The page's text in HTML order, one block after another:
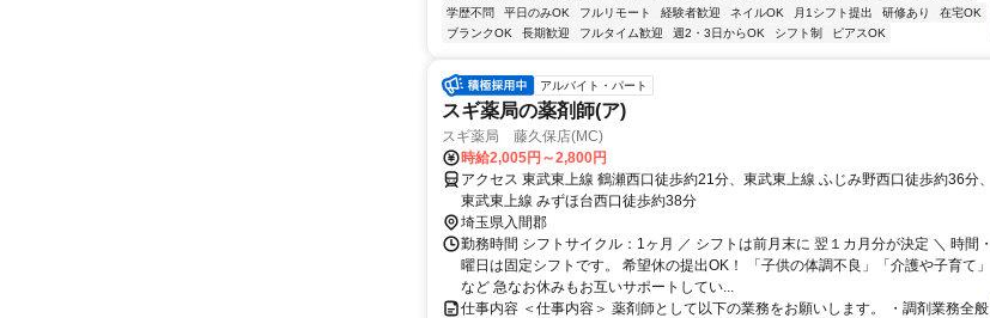
学歴不問
平日のみOK フルリモート 経験者歓迎 ネイルOK 月1シフト提出 研修あり
在宅OK
ブランクOK
長期歓迎 フルタイム歓迎 週2・3日からOK シフト制 ピアスOK
アルバイト・パート
スギ薬局の薬剤師(ア)
スギ薬局 藤久保店(MC)
時給2,005円～2,800円
アクセス 東武東上線 鶴瀬西口徒歩約21分、東武東上線 ふじみ野西口徒歩約36分、
東武東上線 みずほ台西口徒歩約38分
埼玉県入間郡
勤務時間 シフトサイクル：1ヶ月 ／ シフトは前月末に 翌１カ月分が決定 ＼ 時間・
曜日は固定シフトです。 希望休の提出OK！ 「子供の体調不良」「介護や子育て」
など 急なお休みもお互いサポートしてい...
仕事内容 ＜仕事内容＞ 薬剤師として以下の業務をお願いします。 ・調剤業務全般